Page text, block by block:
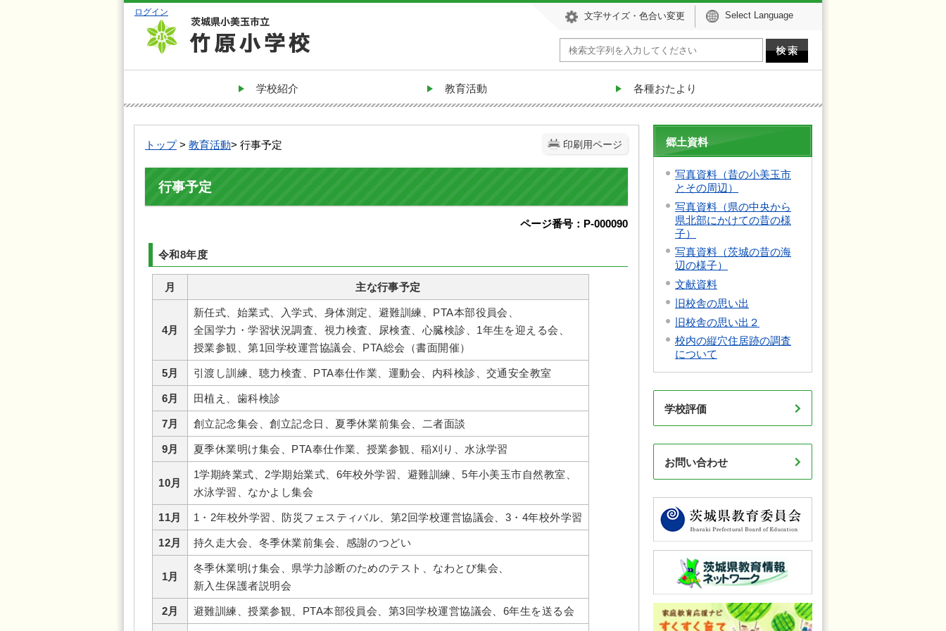
文字サイズ・色合い変更 Select Language
ログイン
学校紹介 教育活動 各種おたより
印刷用ページ
トップ> 教育活動> 行事予定
行事予定
ページ番号：P-000090
令和8年度
月 主な行事予定
4月
新任式、始業式、入学式、身体測定、避難訓練、PTA本部役員会、
全国学力・学習状況調査、視力検査、尿検査、心臓検診、1年生を迎える会、
授業参観、第1回学校運営協議会、PTA総会（書面開催）
5月 引渡し訓練、聴力検査、PTA奉仕作業、運動会、内科検診、交通安全教室
6月 田植え、歯科検診
7月 創立記念集会、創立記念日、夏季休業前集会、二者面談
9月 夏季休業明け集会、PTA奉仕作業、授業参観、稲刈り、水泳学習
10月
1学期終業式、2学期始業式、6年校外学習、避難訓練、5年小美玉市自然教室、
水泳学習、なかよし集会
11月 1・2年校外学習、防災フェスティバル、第2回学校運営協議会、3・4年校外学習
12月 持久走大会、冬季休業前集会、感謝のつどい
1月
冬季休業明け集会、県学力診断のためのテスト、なわとび集会、
新入生保護者説明会
2月 避難訓練、授業参観、PTA本部役員会、第3回学校運営協議会、6年生を送る会
郷土資料
写真資料（昔の小美玉市
とその周辺）
写真資料（県の中央から
県北部にかけての昔の様
子）
写真資料（茨城の昔の海
辺の様子）
文献資料
旧校舎の思い出
旧校舎の思い出２
校内の縦穴住居跡の調査
について
学校評価
お問い合わせ